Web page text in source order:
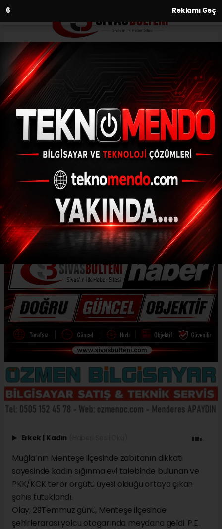
5 Reklamı Geç
Anasayfa Asayiş
Muğla’da yakalanan terör
örgütü üyesi tutuklandı
(İHA) - İhlas Haber Ajansı | 31.07.2024 - 14:00, Güncelleme: 31.07.2024
- 13:58
Muğla’da yakalanan terör örgütü üyesi
tutuklandı
ABONE OL
Erkek | Kadın
Muğla’nın Menteşe ilçesinde zabıtanın dikkati
sayesinde kadın sığınma evi talebinde bulunan ve
PKK/KCK terör örgütü üyesi olduğu ortaya çıkan
şahıs tutuklandı.
Olay, 29Temmuz günü, Menteşe ilçesinde
şehirlerarası yolcu otogarında meydana geldi. P.E.